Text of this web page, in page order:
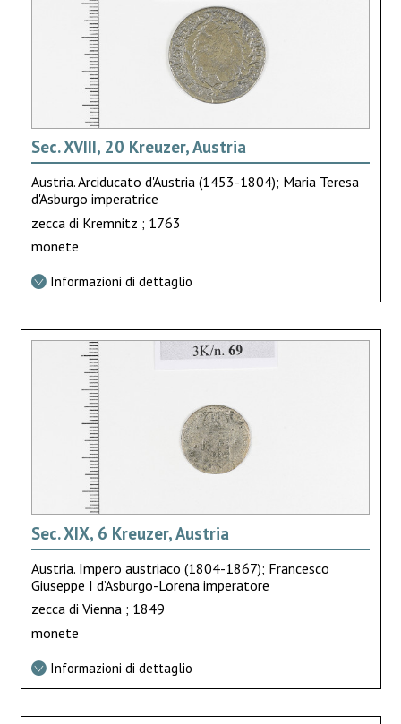
Sec. XVIII, 20 Kreuzer, Austria
Austria. Arciducato d'Austria (1453-1804); Maria Teresa
d'Asburgo imperatrice
zecca di Kremnitz ; 1763
monete
Informazioni di dettaglio
Sec. XIX, 6 Kreuzer, Austria
Austria. Impero austriaco (1804-1867); Francesco
Giuseppe I d’Asburgo-Lorena imperatore
zecca di Vienna ; 1849
monete
Informazioni di dettaglio